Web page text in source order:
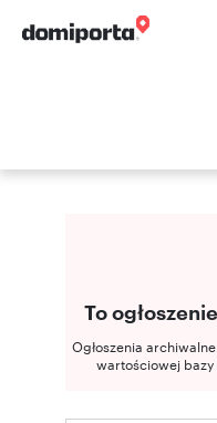
To
Ogłoszenia
wartościowej